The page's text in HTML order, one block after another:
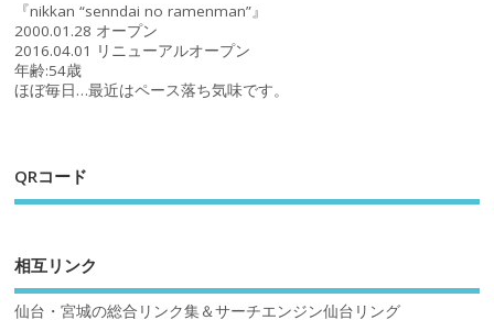
『nikkan “senndai no ramenman”』
2000.01.28 オープン
2016.04.01 リニューアルオープン
年齢:54歳
ほぼ毎日…最近はペース落ち気味です。
QRコード
相互リンク
仙台・宮城の総合リンク集＆サーチエンジン仙台リング